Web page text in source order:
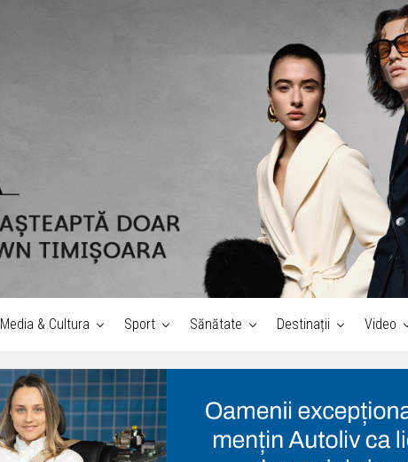
Media & Cultura Sport Sănătate Destinații Video